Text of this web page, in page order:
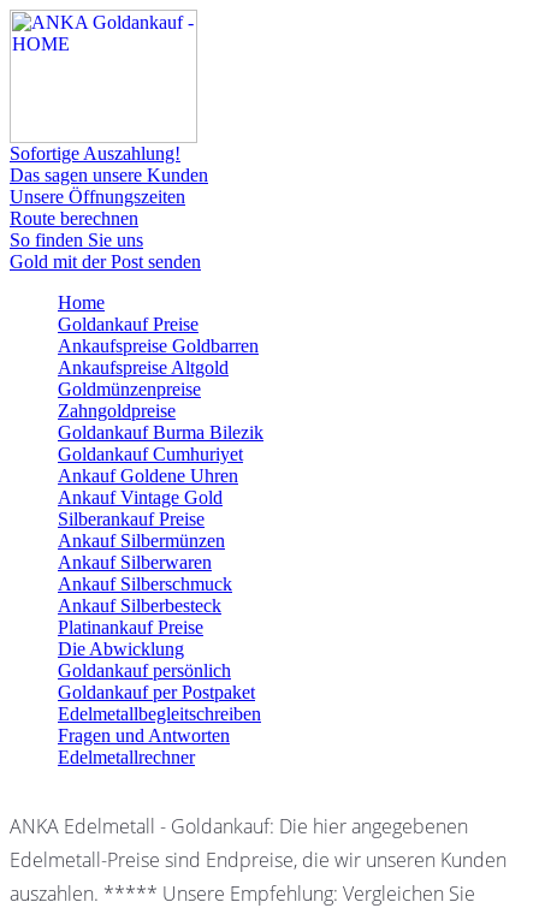
Sofortige Auszahlung!
Das sagen unsere Kunden
Unsere Öffnungszeiten
Route berechnen
So finden Sie uns
Gold mit der Post senden
Home
Goldankauf Preise
Ankaufspreise Goldbarren
Ankaufspreise Altgold
Goldmünzenpreise
Zahngoldpreise
Goldankauf Burma Bilezik
Goldankauf Cumhuriyet
Ankauf Goldene Uhren
Ankauf Vintage Gold
Silberankauf Preise
Ankauf Silbermünzen
Ankauf Silberwaren
Ankauf Silberschmuck
Ankauf Silberbesteck
Platinankauf Preise
Die Abwicklung
Goldankauf persönlich
Goldankauf per Postpaket
Edelmetallbegleitschreiben
Fragen und Antworten
Edelmetallrechner
ANKA Edelmetall - Goldankauf: Die hier angegebenen
Edelmetall-Preise sind Endpreise, die wir unseren Kunden
auszahlen. ***** Unsere Empfehlung: Vergleichen Sie